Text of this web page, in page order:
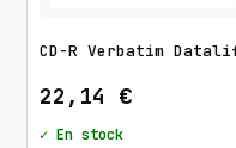
CD-R Verbatim
22,14 €
✓ En stock